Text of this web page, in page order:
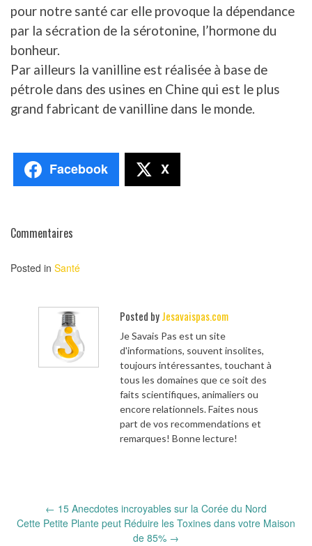
pour notre santé car elle provoque la dépendance
par la sécration de la sérotonine, l’hormone du
bonheur.
Par ailleurs la vanilline est réalisée à base de
pétrole dans des usines en Chine qui est le plus
grand fabricant de vanilline dans le monde.
Facebook X
Commentaires
Posted in Santé
Posted byJesavaispas.com
Je Savais Pas est un site
d'informations, souvent insolites,
toujours intéressantes, touchant à
tous les domaines que ce soit des
faits scientifiques, animaliers ou
encore relationnels. Faites nous
part de vos recommendations et
remarques! Bonne lecture!
navigation
← 15 Anecdotes incroyables sur la Corée du Nord
Cette Petite Plante peut Réduire les Toxines dans votre Maison
de 85% →